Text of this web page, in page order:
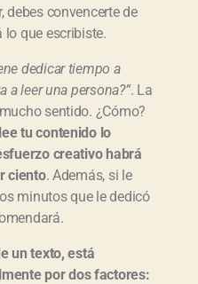
debes convencerte de
lo que escribiste.
dedicar tiempo a
a leer una persona?”. La
sentido. ¿Cómo?
tu contenido lo
creativo habrá
ciento. Además, si le
minutos que le dedicó
un texto, está
por dos factores: